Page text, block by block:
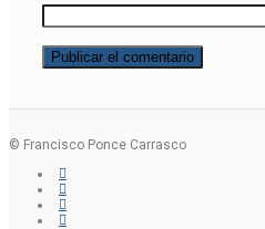
© Francisco Ponce Carrasco